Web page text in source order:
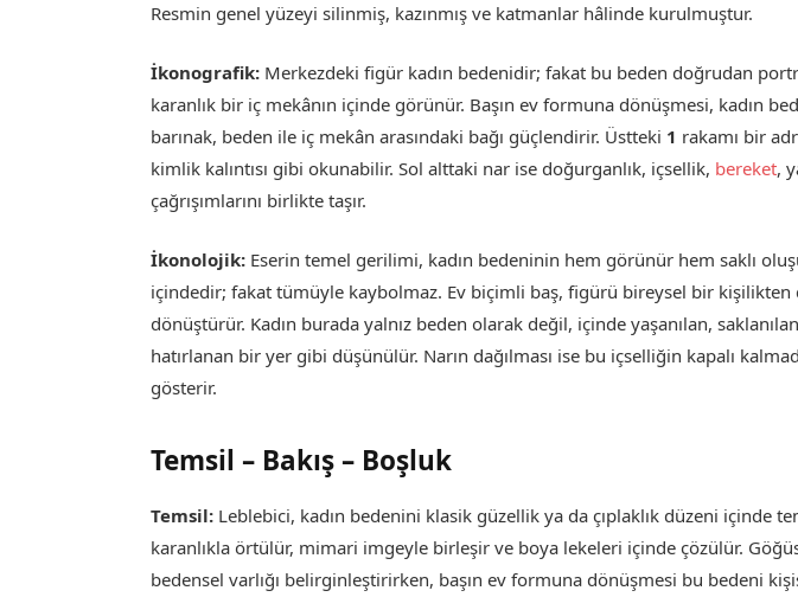
Resmin genel yüzeyi silinmiş, kazınmış ve katmanlar hâlinde kurulmuştur.
İkonografik: Merkezdeki figür kadın bedenidir; fakat bu beden doğrudan
karanlık bir iç mekânın içinde görünür. Başın ev formuna dönüşmesi, kadın
barınak, beden ile iç mekân arasındaki bağı güçlendirir. Üstteki 1 rakamı bir
kimlik kalıntısı gibi okunabilir. Sol alttaki nar ise doğurganlık, içsellik, bereket,
çağrışımlarını birlikte taşır.
İkonolojik: Eserin temel gerilimi, kadın bedeninin hem görünür hem saklı
içindedir; fakat tümüyle kaybolmaz. Ev biçimli baş, figürü bireysel bir kişilikten
dönüştürür. Kadın burada yalnız beden olarak değil, içinde yaşanılan,
hatırlanan bir yer gibi düşünülür. Narın dağılması ise bu içselliğin kapalı
gösterir.
Temsil – Bakış – Boşluk
Temsil: Leblebici, kadın bedenini klasik güzellik ya da çıplaklık düzeni içinde
karanlıkla örtülür, mimari imgeyle birleşir ve boya lekeleri içinde çözülür.
bedensel varlığı belirginleştirirken, başın ev formuna dönüşmesi bu bedeni